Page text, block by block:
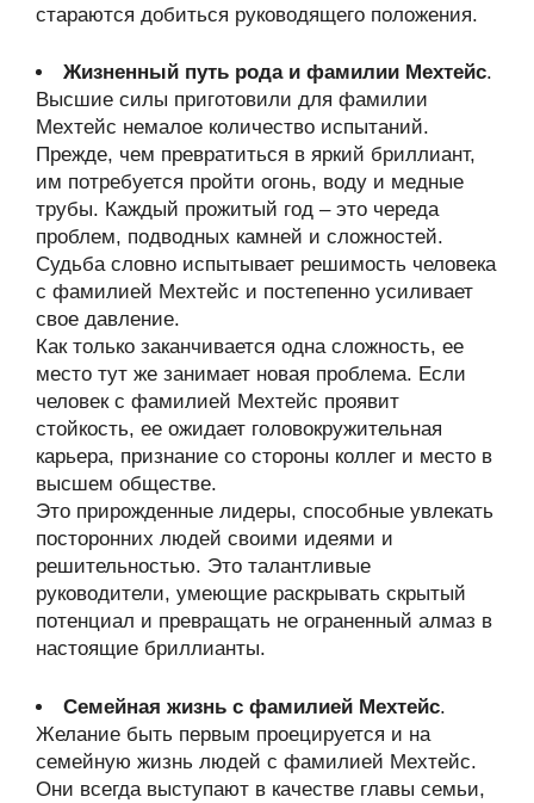
стараются добиться руководящего положения.
Жизненный путь рода и фамилии Мехтейс.
Высшие силы приготовили для фамилии
Мехтейс немалое количество испытаний.
Прежде, чем превратиться в яркий бриллиант,
им потребуется пройти огонь, воду и медные
трубы. Каждый прожитый год – это череда
проблем, подводных камней и сложностей.
Судьба словно испытывает решимость человека
с фамилией Мехтейс и постепенно усиливает
свое давление.
Как только заканчивается одна сложность, ее
место тут же занимает новая проблема. Если
человек с фамилией Мехтейс проявит
стойкость, ее ожидает головокружительная
карьера, признание со стороны коллег и место в
высшем обществе.
Это прирожденные лидеры, способные увлекать
посторонних людей своими идеями и
решительностью. Это талантливые
руководители, умеющие раскрывать скрытый
потенциал и превращать не ограненный алмаз в
настоящие бриллианты.
Семейная жизнь с фамилией Мехтейс.
Желание быть первым проецируется и на
семейную жизнь людей с фамилией Мехтейс.
Они всегда выступают в качестве главы семьи,